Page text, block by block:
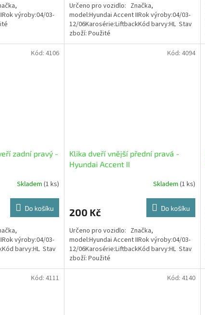
výroby:04/03-
Určeno pro vozidlo: Značka,
model:Hyundai Accent IIRok výroby:04/03-
12/06Karosérie:LiftbackKód barvy:HL Stav
zboží: Použité
zadní pravý -
Skladem (1 ks)
Do košíku
výroby:04/03-
barvy:HL Stav
Kód: 4106
Klika dveří vnější přední pravá -
Hyundai Accent II
Skladem (1 ks)
200 Kč Do košíku
Určeno pro vozidlo: Značka,
model:Hyundai Accent IIRok výroby:04/03-
12/06Karosérie:LiftbackKód barvy:HL Stav
zboží: Použité
Kód: 4094
Kód: 4111 Kód: 4140